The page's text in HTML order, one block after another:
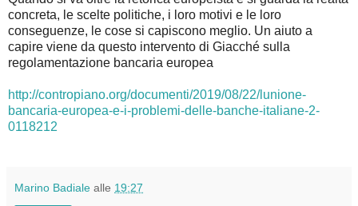
concreta, le scelte politiche, i loro motivi e le loro
conseguenze, le cose si capiscono meglio. Un aiuto a
capire viene da questo intervento di Giacché sulla
regolamentazione bancaria europea
http://contropiano.org/documenti/2019/08/22/lunione-
bancaria-europea-e-i-problemi-delle-banche-italiane-2-
0118212
Marino Badiale alle 19:27